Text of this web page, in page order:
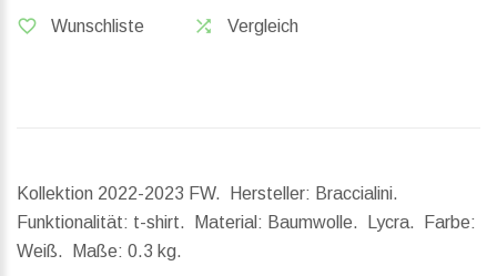
Wunschliste Vergleich
Kollektion 2022-2023 FW. Hersteller: Braccialini.
Funktionalität: t-shirt. Material: Baumwolle. Lycra. Farbe:
Weiß.
Maße: 0.3 kg.